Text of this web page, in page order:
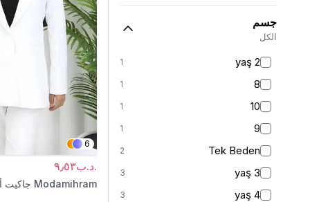
واسع الأرجل 40
بالازو 27
جسم
الكل
2 yaş
1
8
1
10
1
9
1
Tek Beden
2
3 yaş
3
4 yaş
3
6
.د.ب٩٫٥٣
Modamihram جاكيت